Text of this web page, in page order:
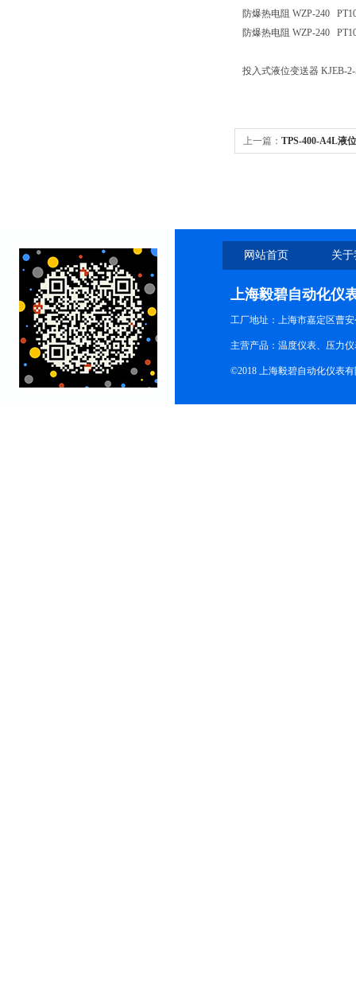
防爆热电阻 WZP-240
防爆热电阻 WZP-240
投入式液位变送器 KJEB-
上一篇： TPS-400-A4L液
网站首页 关
上海毅碧自动化仪
工厂地址：上海市嘉定区曹安
主营产品：温度仪表、压力
©2018 上海毅碧自动化仪表